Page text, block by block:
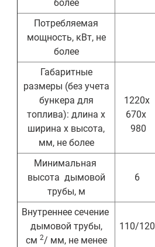
более
Потребляемая
мощность, кВт, не
более
Габаритные
размеры (без учета
бункера для
топлива): длина х
ширина х высота,
мм, не более
1220х
670х
980
Минимальная
высота дымовой
трубы, м
6
Внутреннее сечение
дымовой трубы,
см 2/ мм, не менее
110/120